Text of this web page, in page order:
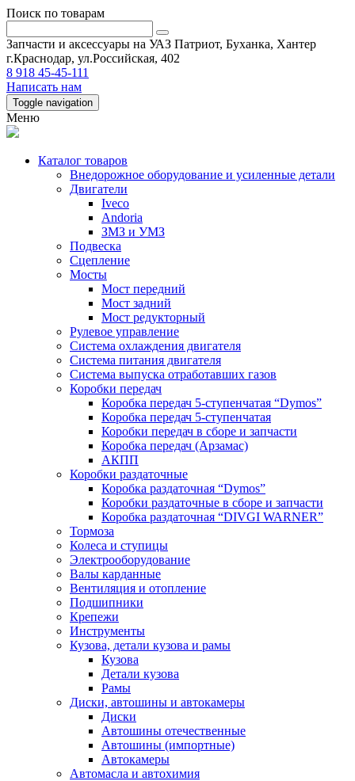
Поиск по товарам
Запчасти и аксессуары на УАЗ Патриот, Буханка, Хантер
г.Краснодар, ул.Российская, 402
8 918 45-45-111
Написать нам
Toggle navigation
Меню
Каталог товаров
Внедорожное оборудование и усиленные детали
Двигатели
Iveco
Andoria
ЗМЗ и УМЗ
Подвеска
Сцепление
Мосты
Мост передний
Мост задний
Мост редукторный
Рулевое управление
Система охлаждения двигателя
Система питания двигателя
Система выпуска отработавших газов
Коробки передач
Коробка передач 5-ступенчатая “Dymos”
Коробка передач 5-ступенчатая
Коробки передач в сборе и запчасти
Коробка передач (Арзамас)
АКПП
Коробки раздаточные
Коробка раздаточная “Dymos”
Коробки раздаточные в сборе и запчасти
Коробка раздаточная “DIVGI WARNER”
Тормоза
Колеса и ступицы
Электрооборудование
Валы карданные
Вентиляция и отопление
Подшипники
Крепежи
Инструменты
Кузова, детали кузова и рамы
Кузова
Детали кузова
Рамы
Диски, автошины и автокамеры
Диски
Автошины отечественные
Автошины (импортные)
Автокамеры
Автомасла и автохимия